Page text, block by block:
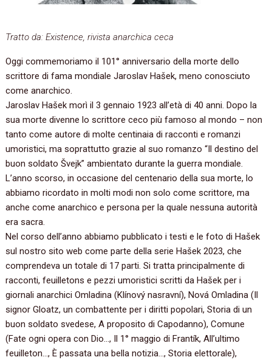
Tratto da: Existence, rivista anarchica ceca
Oggi commemoriamo il 101° anniversario della morte dello
scrittore di fama mondiale Jaroslav Hašek, meno conosciuto
come anarchico.
Jaroslav Hašek morì il 3 gennaio 1923 all’età di 40 anni. Dopo la
sua morte divenne lo scrittore ceco più famoso al mondo – non
tanto come autore di molte centinaia di racconti e romanzi
umoristici, ma soprattutto grazie al suo romanzo “Il destino del
buon soldato Švejk” ambientato durante la guerra mondiale.
L’anno scorso, in occasione del centenario della sua morte, lo
abbiamo ricordato in molti modi non solo come scrittore, ma
anche come anarchico e persona per la quale nessuna autorità
era sacra.
Nel corso dell’anno abbiamo pubblicato i testi e le foto di Hašek
sul nostro sito web come parte della serie Hašek 2023, che
comprendeva un totale di 17 parti. Si tratta principalmente di
racconti, feuilletons e pezzi umoristici scritti da Hašek per i
giornali anarchici Omladina (Klínový nasravní), Nová Omladina (Il
signor Gloatz, un combattente per i diritti popolari, Storia di un
buon soldato svedese, A proposito di Capodanno), Comune
(Fate ogni opera con Dio…, Il 1° maggio di Frantík, All’ultimo
feuilleton…, È passata una bella notizia…, Storia elettorale),